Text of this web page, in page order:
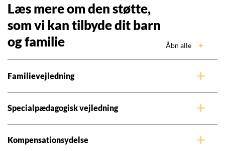
Læs mere om den støtte,
som vi kan tilbyde dit barn
og familie
Åbn alle
Familievejledning
Specialpædagogisk vejledning
Kompensationsydelse